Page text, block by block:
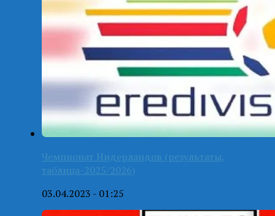
Чемпионат Нидерландов (результаты,
таблица-2025/2026)
03.04.2023 - 01:25